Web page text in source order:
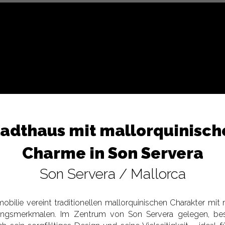
mit
Charme in Son Servera
Son Servera / Mallorca
vereint traditionellen mallorquinischen Charakter mit
Im Zentrum von Son Servera gelegen,